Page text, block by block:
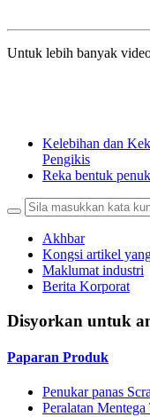
Untuk lebih banyak
Kelebihan dan
Pengikis
Reka bentuk
Akhbar
Kongsi artikel
Maklumat industri
Berita Korporat
Disyorkan untuk
Paparan Produk
Penukar panas
Peralatan Mentega